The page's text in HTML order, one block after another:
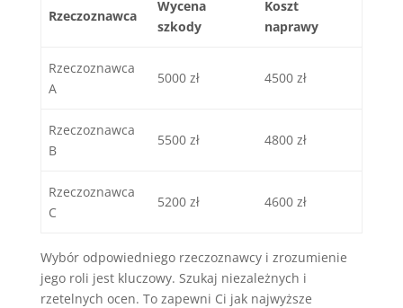
Rzeczoznawca
Wycena
szkody
Koszt
naprawy
Rzeczoznawca
A
5000 zł 4500 zł
Rzeczoznawca
B
5500 zł 4800 zł
Rzeczoznawca
C
5200 zł 4600 zł
Wybór odpowiedniego rzeczoznawcy i zrozumienie
jego roli jest kluczowy. Szukaj niezależnych i
rzetelnych ocen. To zapewni Ci jak najwyższe